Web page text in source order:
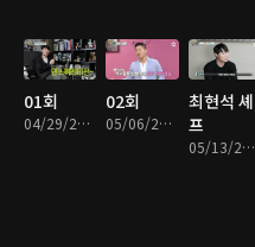
01회
04/29/2017 • 1시간 20분
02회
05/06/2017 • 1시간 25분
최현석 셰
프
05/13/2017 • 1시간 15분